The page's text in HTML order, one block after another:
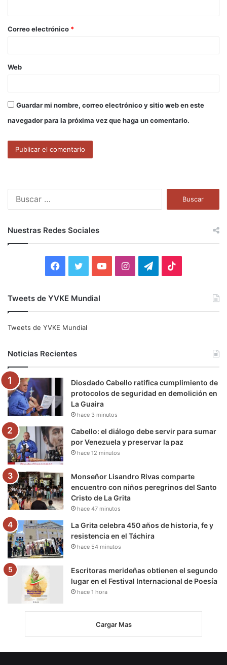
*
Correo electrónico *
Web
Guardar mi nombre, correo electrónico y sitio web en este
navegador para la próxima vez que haga un comentario.
:
Nuestras Redes Sociales
e
o
k
t
e
r
b
e
I
g
r
m
r
a
k
Tweets de YVKE Mundial
Tweets de YVKE Mundial
Noticias Recientes
Diosdado Cabello ratifica cumplimiento de
protocolos de seguridad en demolición en
La Guaira
hace 3 minutos
Cabello: el diálogo debe servir para sumar
por Venezuela y preservar la paz
hace 12 minutos
Monseñor Lisandro Rivas comparte
encuentro con niños peregrinos del Santo
Cristo de La Grita
hace 47 minutos
La Grita celebra 450 años de historia, fe y
resistencia en el Táchira
hace 54 minutos
Escritoras merideñas obtienen el segundo
lugar en el Festival Internacional de Poesía
hace 1 hora
Cargar Mas